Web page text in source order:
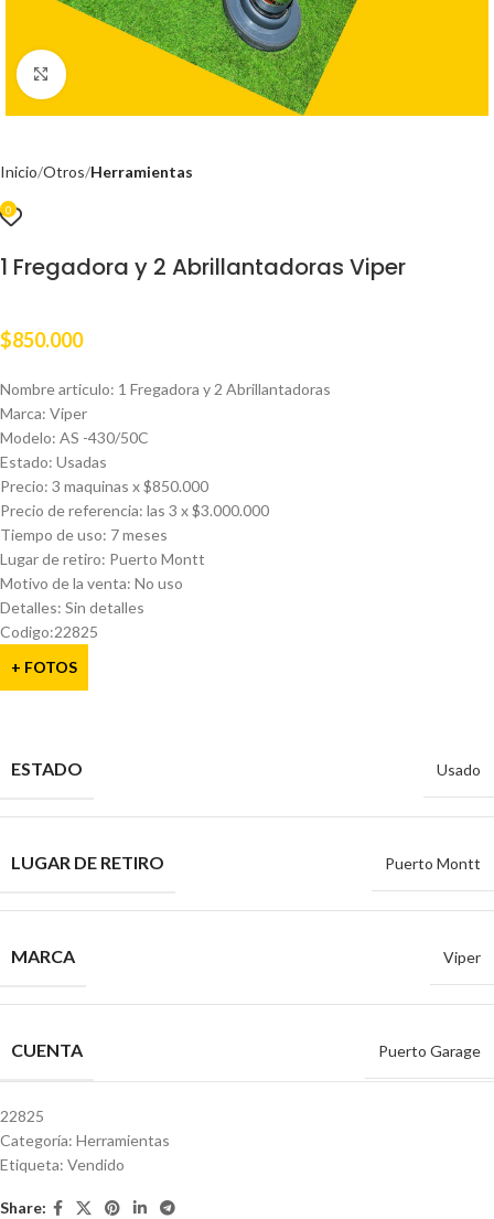
Clic para ampliar
Inicio Otros Herramientas
0
1 Fregadora y 2 Abrillantadoras Viper
$850.000
Nombre articulo: 1 Fregadora y 2 Abrillantadoras
Marca: Viper
Modelo: AS -430/50C
Estado: Usadas
Precio: 3 maquinas x $850.000
Precio de referencia: las 3 x $3.000.000
Tiempo de uso: 7 meses
Lugar de retiro: Puerto Montt
Motivo de la venta: No uso
Detalles: Sin detalles
Codigo:22825
+ FOTOS
ESTADO Usado
LUGAR DE RETIRO Puerto Montt
MARCA Viper
CUENTA Puerto Garage
22825
Categoría: Herramientas
Etiqueta: Vendido
Share: